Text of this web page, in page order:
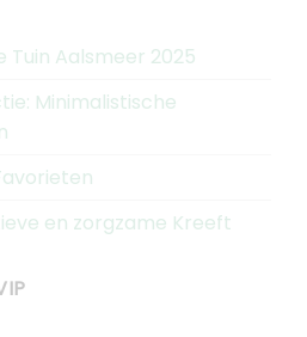
Aalsmeer 2025
Minimalistische
en zorgzame Kreeft